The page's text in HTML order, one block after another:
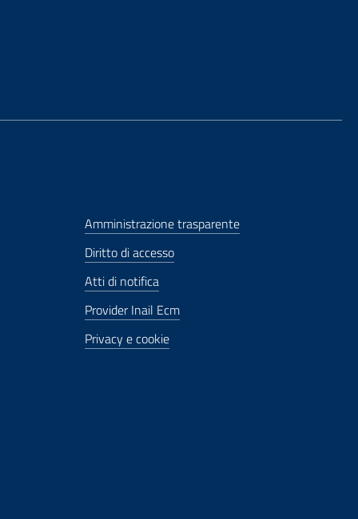
Amministrazione trasparente
Diritto di accesso
Atti di notifica
Provider Inail Ecm
Privacy e cookie